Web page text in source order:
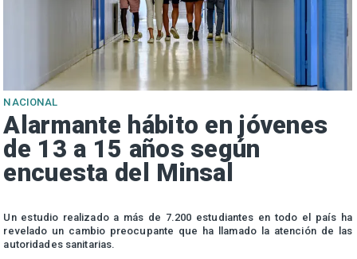
NACIONAL
Alarmante hábito en jóvenes
de 13 a 15 años según
encuesta del Minsal
Un estudio realizado a más de 7.200 estudiantes en todo el país ha
revelado un cambio preocupante que ha llamado la atención de las
autoridades sanitarias.